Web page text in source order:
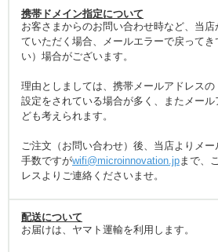
携帯ドメイン指定について
お客さまからのお問い合わせ時など、当
ていただく場合、メールエラーで戻って
い）場合がございます。
理由としましては、携帯メールアドレス
設定をされている場合が多く、またメー
ども考えられます。
ご注文（お問い合わせ）後、当店よりメ
手数ですがwifi@microinnovation.jp まで、
レスよりご連絡くださいませ。
配送について
お届けは、ヤマト運輸を利用します。